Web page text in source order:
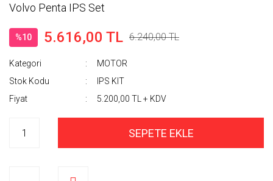
Volvo Penta IPS Set
%10 5.616,00 TL 6.240,00 TL
Kategori
MOTOR
Stok Kodu
IPS KIT
Fiyat
5.200,00 TL + KDV
SEPETE EKLE